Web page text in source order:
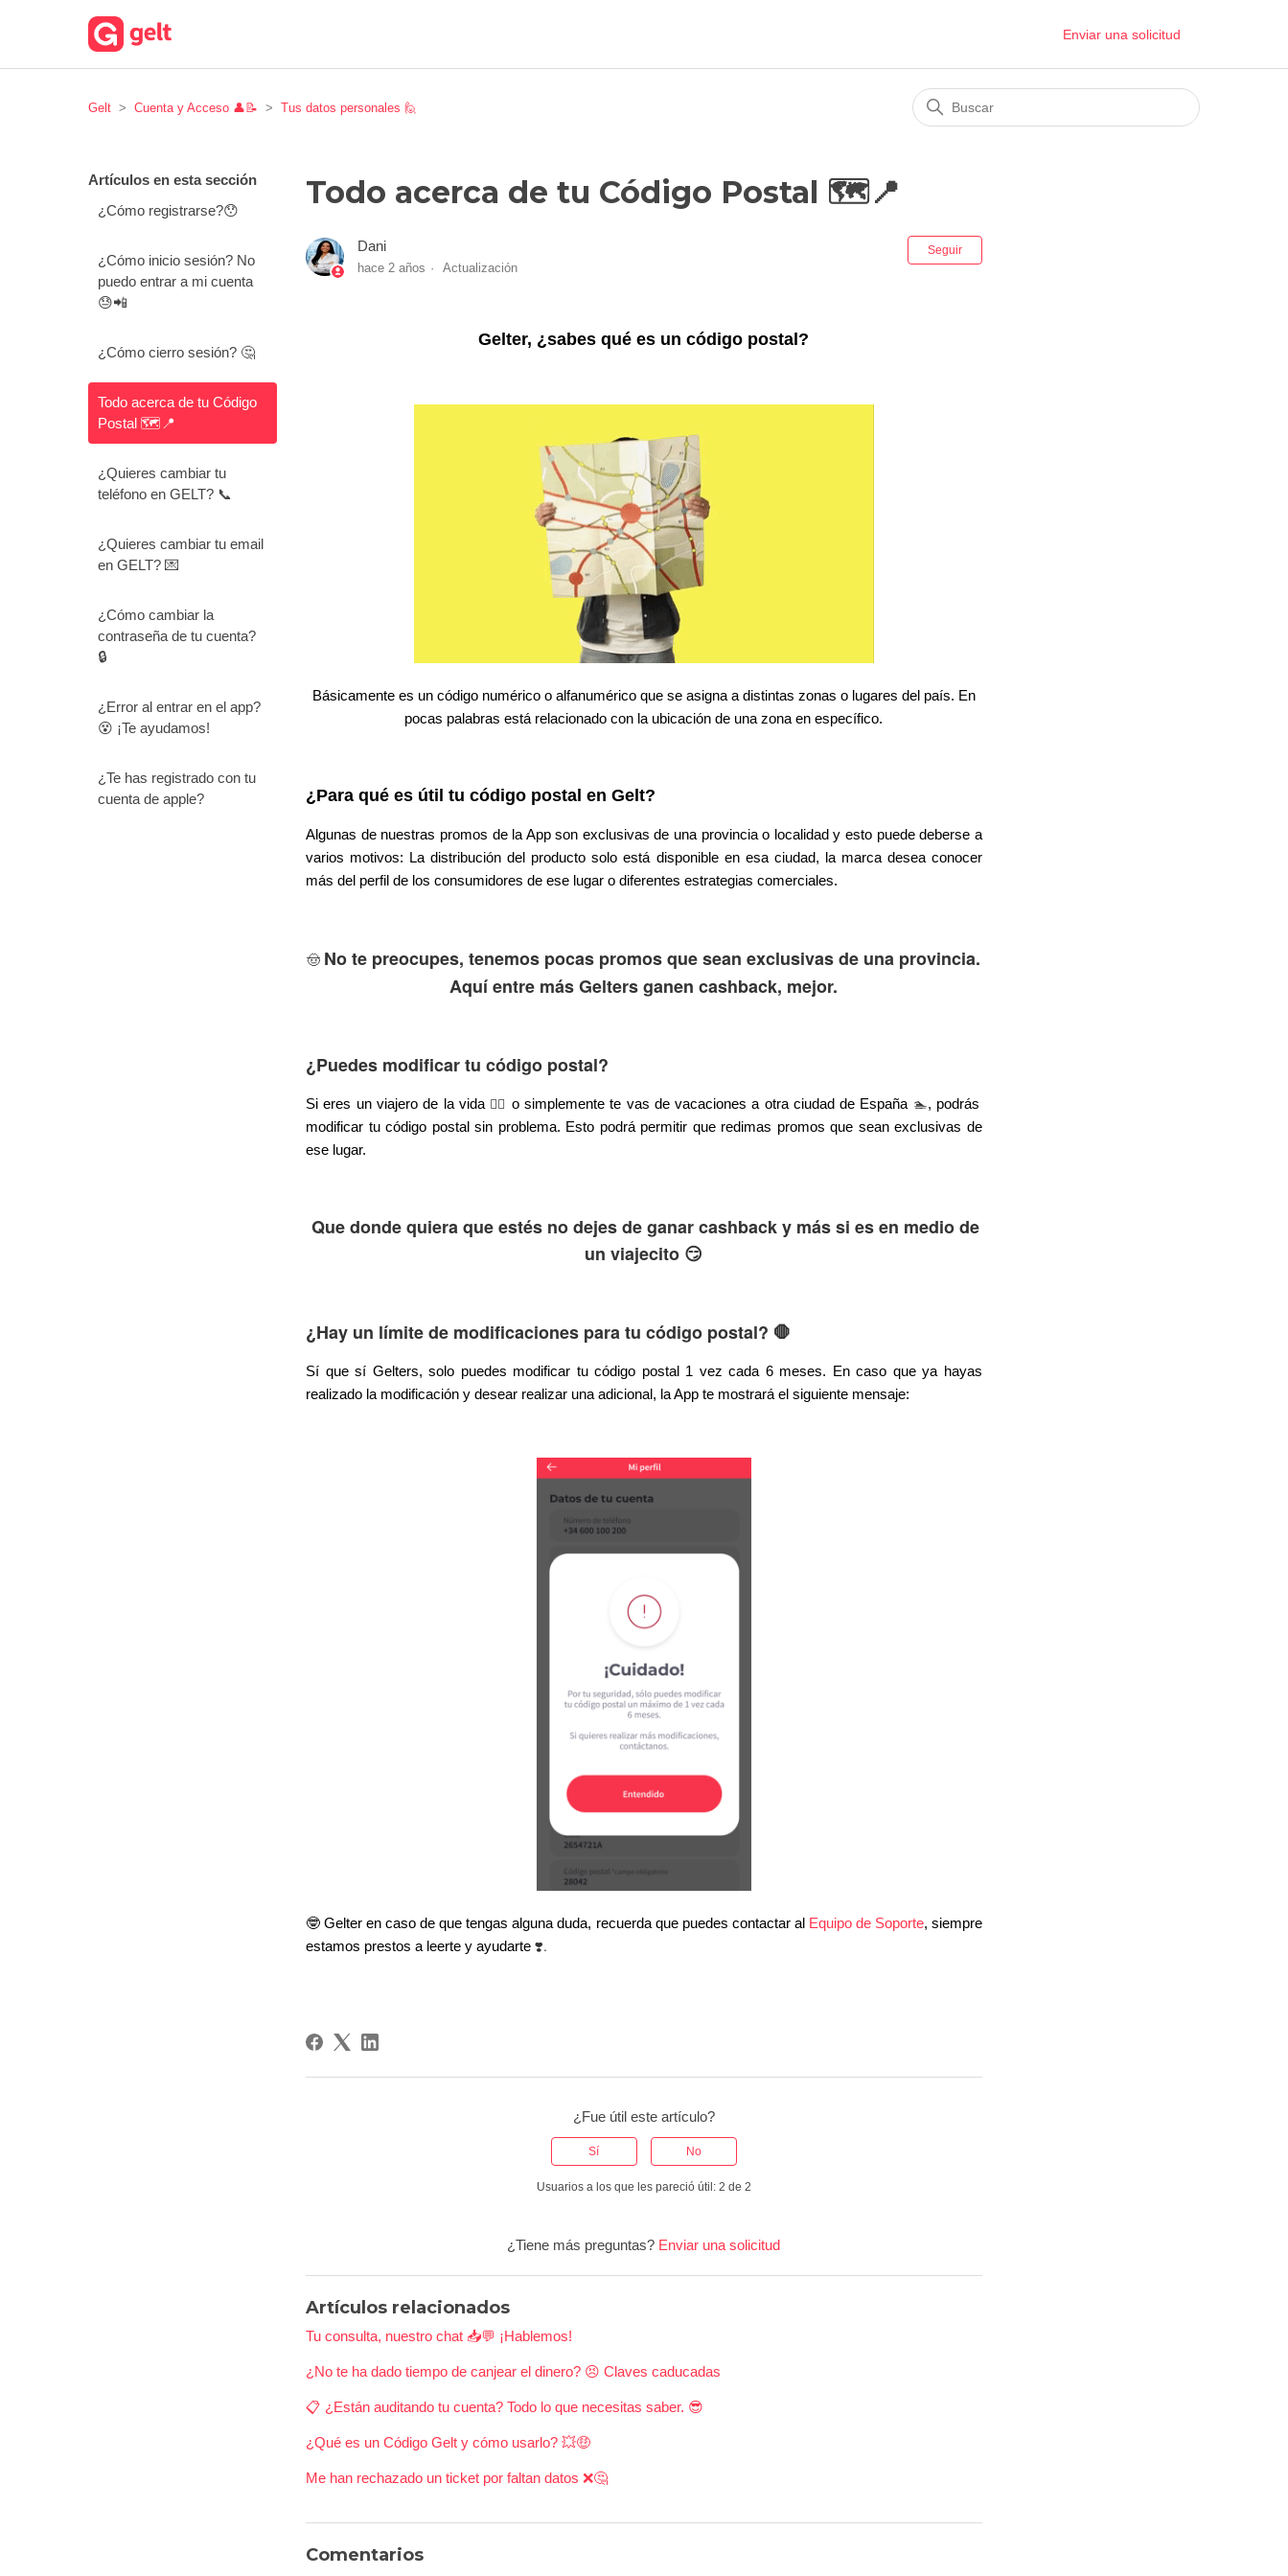
Enviar una solicitud
Gelt Cuenta y Acceso 👤📝 Tus datos personales 🙋
Artículos en esta sección
¿Cómo registrarse?😯
¿Cómo inicio sesión? No
puedo entrar a mi cuenta
😓📲
¿Cómo cierro sesión? 🤔
Todo acerca de tu Código
Postal 🗺️📍
¿Quieres cambiar tu
teléfono en GELT? 📞
¿Quieres cambiar tu email
en GELT? 💌
¿Cómo cambiar la
contraseña de tu cuenta?
🔒
¿Error al entrar en el app?
😵 ¡Te ayudamos!
¿Te has registrado con tu
cuenta de apple?
Todo acerca de tu Código Postal 🗺️📍
Dani
hace 2 años Actualización
Seguir
Gelter, ¿sabes qué es un código postal?
Básicamente es un código numérico o alfanumérico que se asigna a distintas zonas o lugares del país. En
pocas palabras está relacionado con la ubicación de una zona en específico.
¿Para qué es útil tu código postal en Gelt?
Algunas de nuestras promos de la App son exclusivas de una provincia o localidad y esto puede deberse a
varios motivos: La distribución del producto solo está disponible en esa ciudad, la marca desea conocer
más del perfil de los consumidores de ese lugar o diferentes estrategias comerciales.
🤠 No te preocupes, tenemos pocas promos que sean exclusivas de una provincia.
Aquí entre más Gelters ganen cashback, mejor.
¿Puedes modificar tu código postal?
Si eres un viajero de la vida 🏄‍♂️ o simplemente te vas de vacaciones a otra ciudad de España 🏊, podrás
modificar tu código postal sin problema. Esto podrá permitir que redimas promos que sean exclusivas de
ese lugar.
Que donde quiera que estés no dejes de ganar cashback y más si es en medio de
un viajecito 😏
¿Hay un límite de modificaciones para tu código postal? 🛑
Sí que sí Gelters, solo puedes modificar tu código postal 1 vez cada 6 meses. En caso que ya hayas
realizado la modificación y desear realizar una adicional, la App te mostrará el siguiente mensaje:
🤓 Gelter en caso de que tengas alguna duda, recuerda que puedes contactar al Equipo de Soporte, siempre
estamos prestos a leerte y ayudarte❣️.
¿Fue útil este artículo?
Sí No
Usuarios a los que les pareció útil: 2 de 2
¿Tiene más preguntas? Enviar una solicitud
Artículos relacionados
Tu consulta, nuestro chat 📥💬 ¡Hablemos!
¿No te ha dado tiempo de canjear el dinero? 😣 Claves caducadas
📋 ¿Están auditando tu cuenta? Todo lo que necesitas saber. 😎
¿Qué es un Código Gelt y cómo usarlo? 💥🤑
Me han rechazado un ticket por faltan datos ❌🤔
Comentarios